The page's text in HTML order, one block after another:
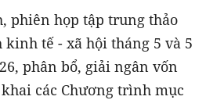
phiên họp tập trung thảo
tế - xã hội tháng 5 và 5
phân bổ, giải ngân vốn
các Chương trình mục